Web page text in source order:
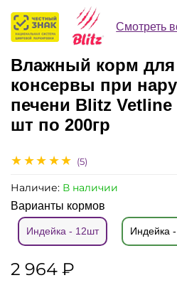
(5)
Наличие: В наличии
Смотреть
Влажный корм для
консервы при
печени Blitz
шт по 200гр
Варианты кормов
Индейка - 12шт Индейка
2 964 ₽